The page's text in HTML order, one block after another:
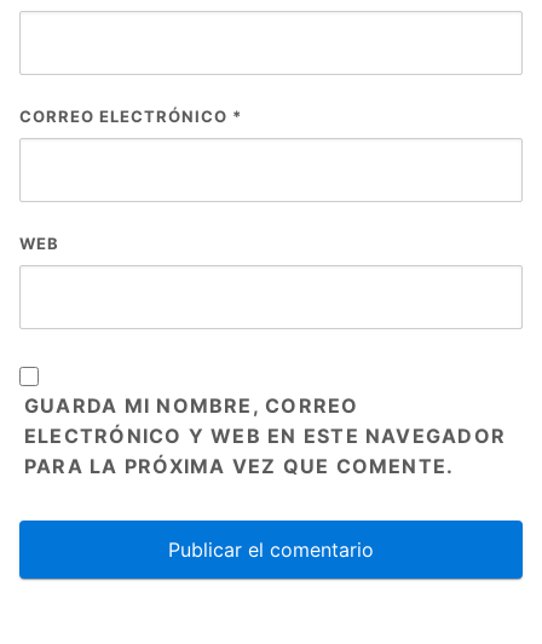
CORREO ELECTRÓNICO *
WEB
GUARDA MI NOMBRE, CORREO
ELECTRÓNICO Y WEB EN ESTE NAVEGADOR
PARA LA PRÓXIMA VEZ QUE COMENTE.